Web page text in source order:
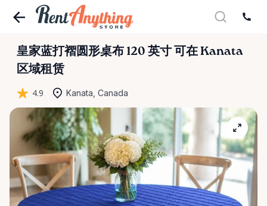
皇家蓝打褶圆形桌布 120 英寸 可在 Kanata
区域租赁
4.9 Kanata, Canada